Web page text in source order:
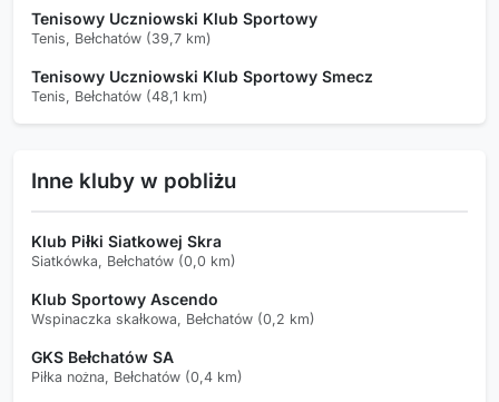
Tenisowy Uczniowski Klub Sportowy
Tenis, Bełchatów (39,7 km)
Tenisowy Uczniowski Klub Sportowy Smecz
Tenis, Bełchatów (48,1 km)
Inne kluby w pobliżu
Klub Piłki Siatkowej Skra
Siatkówka, Bełchatów (0,0 km)
Klub Sportowy Ascendo
Wspinaczka skałkowa, Bełchatów (0,2 km)
GKS Bełchatów SA
Piłka nożna, Bełchatów (0,4 km)